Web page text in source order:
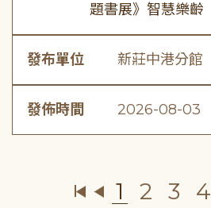
題書展》智慧樂齡
發布單位 新莊中港分館
發佈時間 2026-08-03
1 2 3 4